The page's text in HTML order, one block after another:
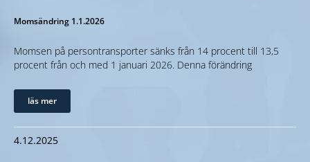
Momsändring 1.1.2026
Momsen på persontransporter sänks från 14 procent till 13,5
procent från och med 1 januari 2026. Denna förändring
läs mer
4.12.2025